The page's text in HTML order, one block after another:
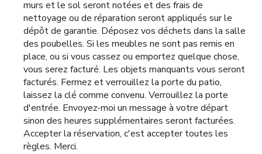
murs et le sol seront notées et des frais de
nettoyage ou de réparation seront appliqués sur le
dépôt de garantie. Déposez vos déchets dans la salle
des poubelles. Si les meubles ne sont pas remis en
place, ou si vous cassez ou emportez quelque chose,
vous serez facturé. Les objets manquants vous seront
facturés. Fermez et verrouillez la porte du patio,
laissez la clé comme convenu. Verrouillez la porte
d'entrée. Envoyez-moi un message à votre départ
sinon des heures supplémentaires seront facturées.
Accepter la réservation, c'est accepter toutes les
règles. Merci.